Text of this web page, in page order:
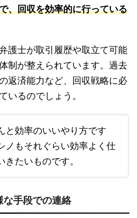
、回収を効率的に行っている
護士が取引履歴や取立て可能
制が整えられています。過去
返済能力など、回収戦略に必
いるのでしょう。
と効率のいいやり方です
ノもそれぐらい効率よく仕
きたいものです。
な手段での連絡